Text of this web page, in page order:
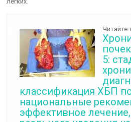
Читайте
5:
классификация ХБП
национальные
эффективное